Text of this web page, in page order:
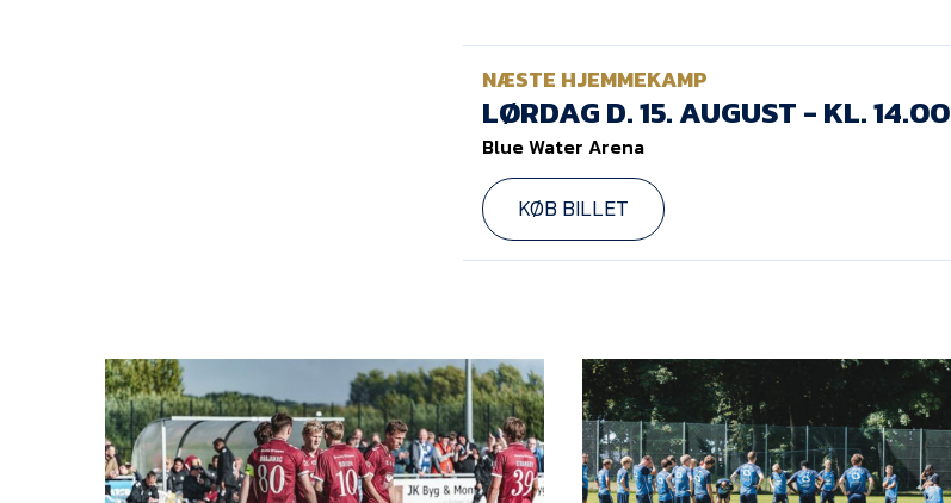
NÆSTE HJEMMEKAMP
LØRDAG D. 15. AUGUST - KL. 14.00
Blue Water Arena
KØB BILLET